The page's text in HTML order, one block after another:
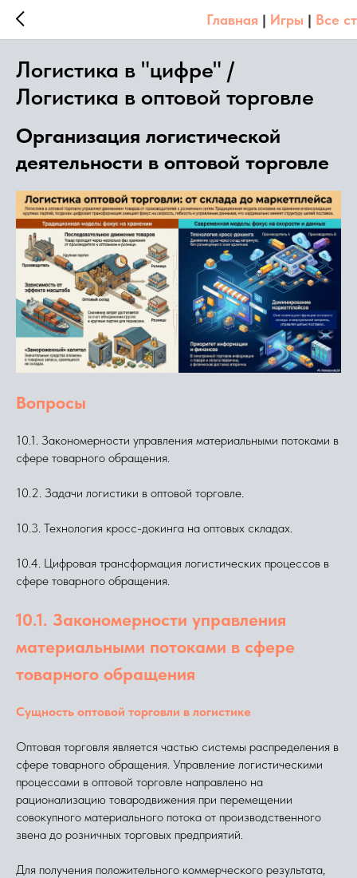
Главная | Игры | Все
Логистика в "цифре" /
Логистика в оптовой торговле
Организация логистической
деятельности в оптовой торговле
Вопросы
10.1. Закономерности управления материальными потоками в
сфере товарного обращения.
10.2. Задачи логистики в оптовой торговле.
10.3. Технология кросс-докинга на оптовых складах.
10.4. Цифровая трансформация логистических процессов в
сфере товарного обращения.
10.1. Закономерности управления
материальными потоками в сфере
товарного обращения
Сущность оптовой торговли в логистике
Оптовая торговля является частью системы распределения в
сфере товарного обращения. Управление логистическими
процессами в оптовой торговле направлено на
рационализацию товародвижения при перемещении
совокупного материального потока от производственного
звена до розничных торговых предприятий.
Для получения положительного коммерческого результата,